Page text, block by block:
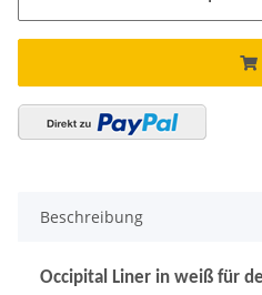
Beschreibung
Occipital Liner in weiß für